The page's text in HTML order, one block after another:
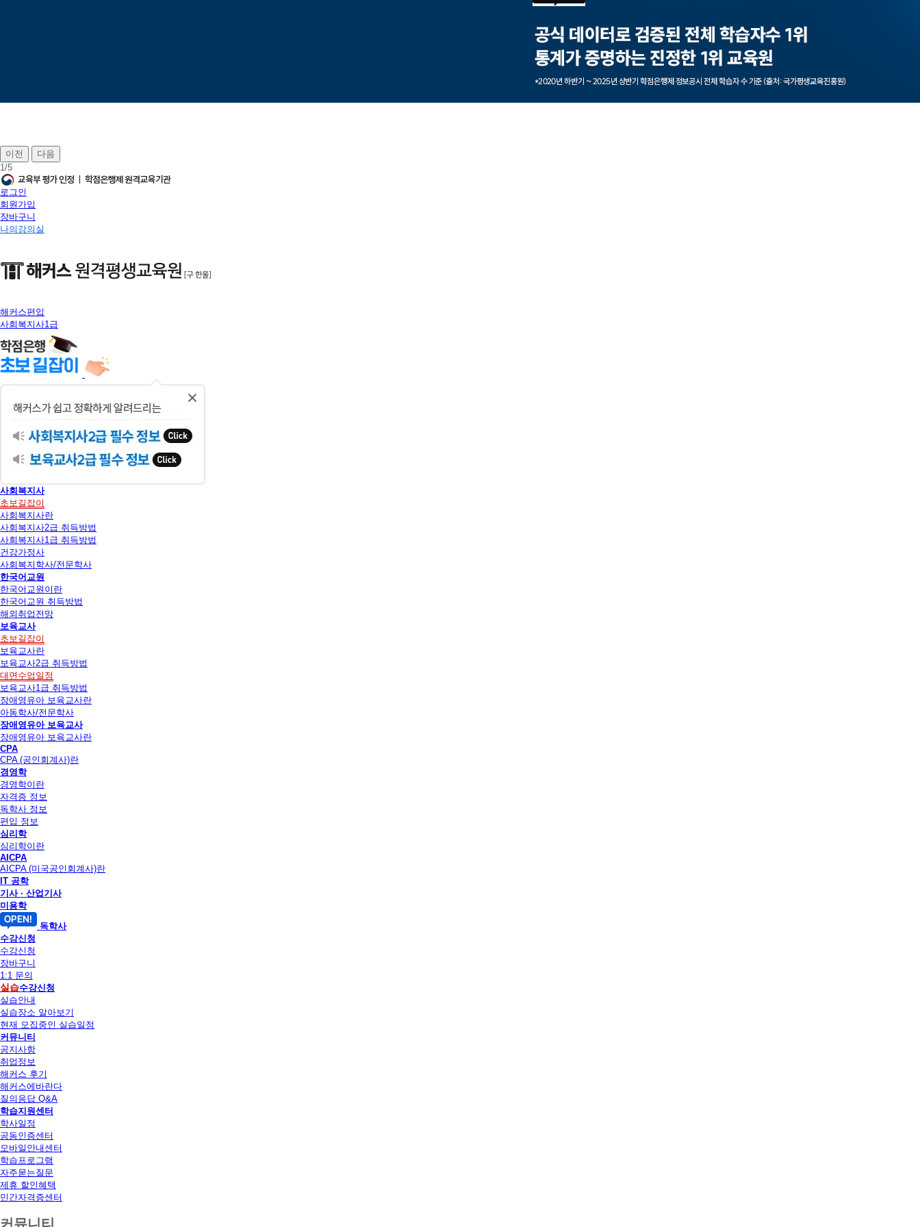
이전
다음
1/5
로그인
회원가입
장바구니
나의강의실
해커스편입
사회복지사1급
사회복지사
초보길잡이
사회복지사란
사회복지사2급 취득방법
사회복지사1급 취득방법
건강가정사
사회복지학사/전문학사
한국어교원
한국어교원이란
한국어교원 취득방법
해외취업전망
보육교사
초보길잡이
보육교사란
보육교사2급 취득방법
대면수업일정
보육교사1급 취득방법
장애영유아 보육교사란
아동학사/전문학사
장애영유아 보육교사
장애영유아 보육교사란
CPA
CPA (공인회계사)란
경영학
경영학이란
자격증 정보
독학사 정보
편입 정보
심리학
심리학이란
AICPA
AICPA (미국공인회계사)란
IT 공학
기사 · 산업기사
미용학
독학사
수강신청
수강신청
장바구니
1:1 문의
실습수강신청
실습안내
실습장소 알아보기
현재 모집중인 실습일정
커뮤니티
공지사항
취업정보
해커스 후기
해커스에바란다
질의응답 Q&A
학습지원센터
학사일정
공동인증센터
모바일안내센터
학습프로그램
자주묻는질문
제휴 할인혜택
민간자격증센터
커뮤니티